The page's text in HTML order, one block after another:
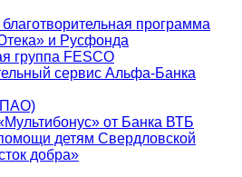
программа
и Русфонда
группа FESCO
сервис Альфа-Банка
от Банка ВТБ
детям Свердловской
добра»